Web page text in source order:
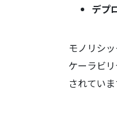
デプ
モノリシ
ケーラビ
されていま